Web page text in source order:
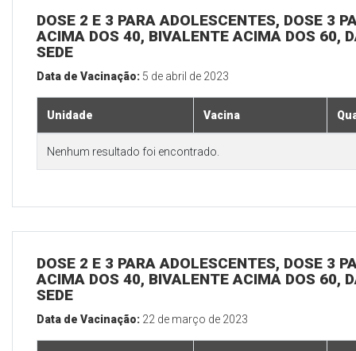
DOSE 2 E 3 PARA ADOLESCENTES, DOSE 3
ACIMA DOS 40, BIVALENTE ACIMA DOS 60,
SEDE
Data de Vacinação: 5 de abril de 2023
Unidade Vacina
Nenhum resultado foi encontrado.
DOSE 2 E 3 PARA ADOLESCENTES, DOSE 3
ACIMA DOS 40, BIVALENTE ACIMA DOS 60,
SEDE
Data de Vacinação: 22 de março de 2023